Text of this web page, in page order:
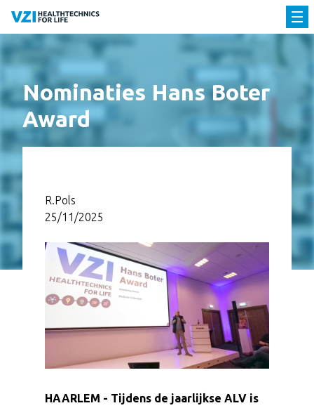
Nominaties Hans Boter
Award
R.Pols
25/11/2025
HAARLEM - Tijdens de jaarlijkse ALV is